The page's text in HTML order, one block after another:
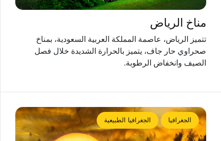
مناخ الرياض
تتميز الرياض، عاصمة المملكة العربية السعودية، بمناخ
صحراوي حار جاف، يتميز بالحرارة الشديدة خلال فصل
الصيف وانخفاض الرطوبة.
الجغرافيا الجغرافيا الطبيعية